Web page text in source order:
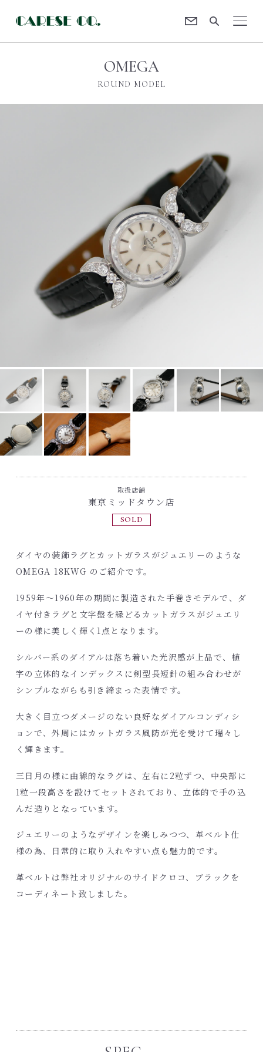
OMEGA
ROUND MODEL
取扱店舗
東京ミッドタウン店
SOLD
ダイヤの装飾ラグとカットガラスがジュエリーのような
OMEGA 18KWG のご紹介です。
1959年～1960年の期間に製造された手巻きモデルで、ダ
イヤ付きラグと文字盤を縁どるカットガラスがジュエリ
ーの様に美しく輝く1点となります。
シルバー系のダイアルは落ち着いた光沢感が上品で、植
字の立体的なインデックスに剣型長短針の組み合わせが
シンプルながらも引き締まった表情です。
大きく目立つダメージのない良好なダイアルコンディシ
ョンで、外周にはカットガラス風防が光を受けて瑞々し
く輝きます。
三日月の様に曲線的なラグは、左右に2粒ずつ、中央部に
1粒一段高さを設けてセットされており、立体的で手の込
んだ造りとなっています。
ジュエリーのようなデザインを楽しみつつ、革ベルト仕
様の為、日常的に取り入れやすい点も魅力的です。
革ベルトは弊社オリジナルのサイドクロコ、ブラックを
コーディネート致しました。